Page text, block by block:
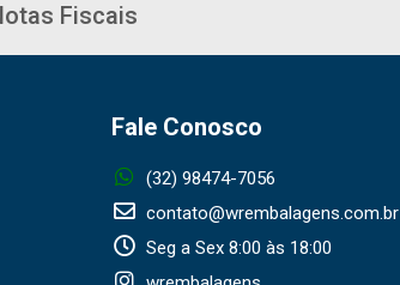
Fiscais
Fale Conosco
(32) 98474-7056
contato@wrembalagens.com.br
Seg a Sex 8:00 às 18:00